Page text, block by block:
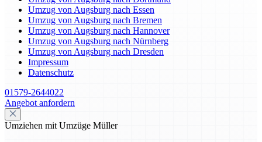
Umzug von Augsburg nach Essen
Umzug von Augsburg nach Bremen
Umzug von Augsburg nach Hannover
Umzug von Augsburg nach Nürnberg
Umzug von Augsburg nach Dresden
Impressum
Datenschutz
01579-2644022
Angebot anfordern
Umziehen mit Umzüge Müller